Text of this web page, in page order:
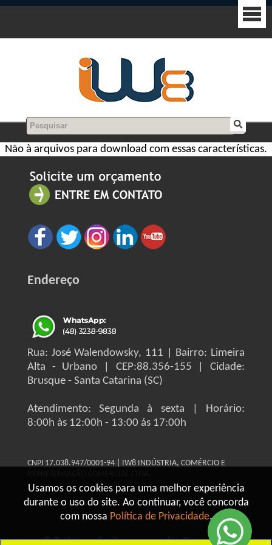
Usamos os cookies para uma melhor experiência
durante o uso do site. Ao continuar, você concorda
com nossa Política de Privacidade.
Não à arquivos para download com essas características.
Endereço
Rua: José Walendowsky, 111 | Bairro: Limeira
Alta - Urbano | CEP:88.356-155 | Cidade:
Brusque - Santa Catarina (SC)
Atendimento: Segunda à sexta | Horário:
8:00h às 12:00h - 13:00 ás 17:00h
CNPJ 17.038.947/0001-94 | IW8 INDÚSTRIA, COMÉRCIO E
© Todos os direitos reservados Grupo IW8